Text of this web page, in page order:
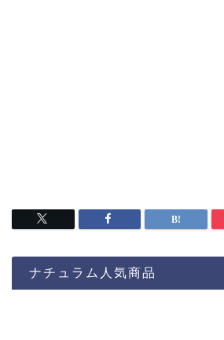
ナチュラム人気商品